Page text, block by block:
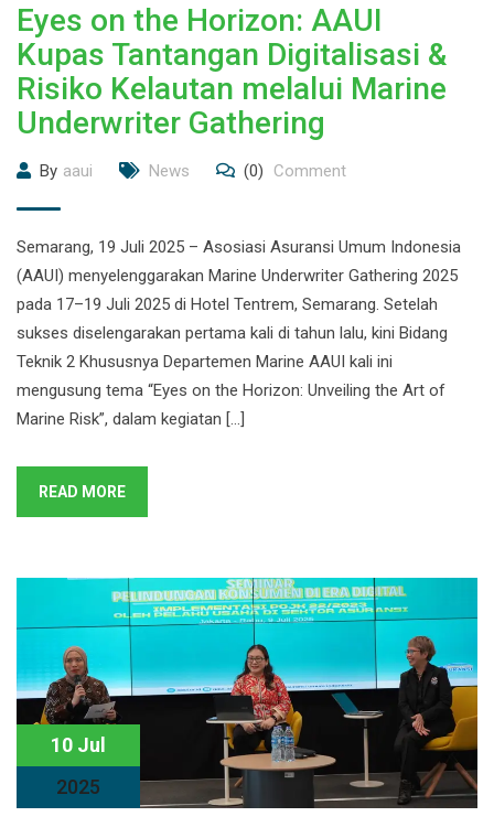
Eyes on the Horizon: AAUI
Kupas Tantangan Digitalisasi &
Risiko Kelautan melalui Marine
Underwriter Gathering
By aaui News (0) Comment
Semarang, 19 Juli 2025 – Asosiasi Asuransi Umum Indonesia
(AAUI) menyelenggarakan Marine Underwriter Gathering 2025
pada 17–19 Juli 2025 di Hotel Tentrem, Semarang. Setelah
sukses diselengarakan pertama kali di tahun lalu, kini Bidang
Teknik 2 Khususnya Departemen Marine AAUI kali ini
mengusung tema “Eyes on the Horizon: Unveiling the Art of
Marine Risk”, dalam kegiatan […]
READ MORE
10 Jul
2025